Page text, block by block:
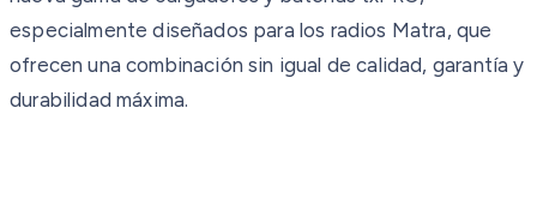
especialmente diseñados para los radios Matra, que
ofrecen una combinación sin igual de calidad, garantía y
durabilidad máxima.